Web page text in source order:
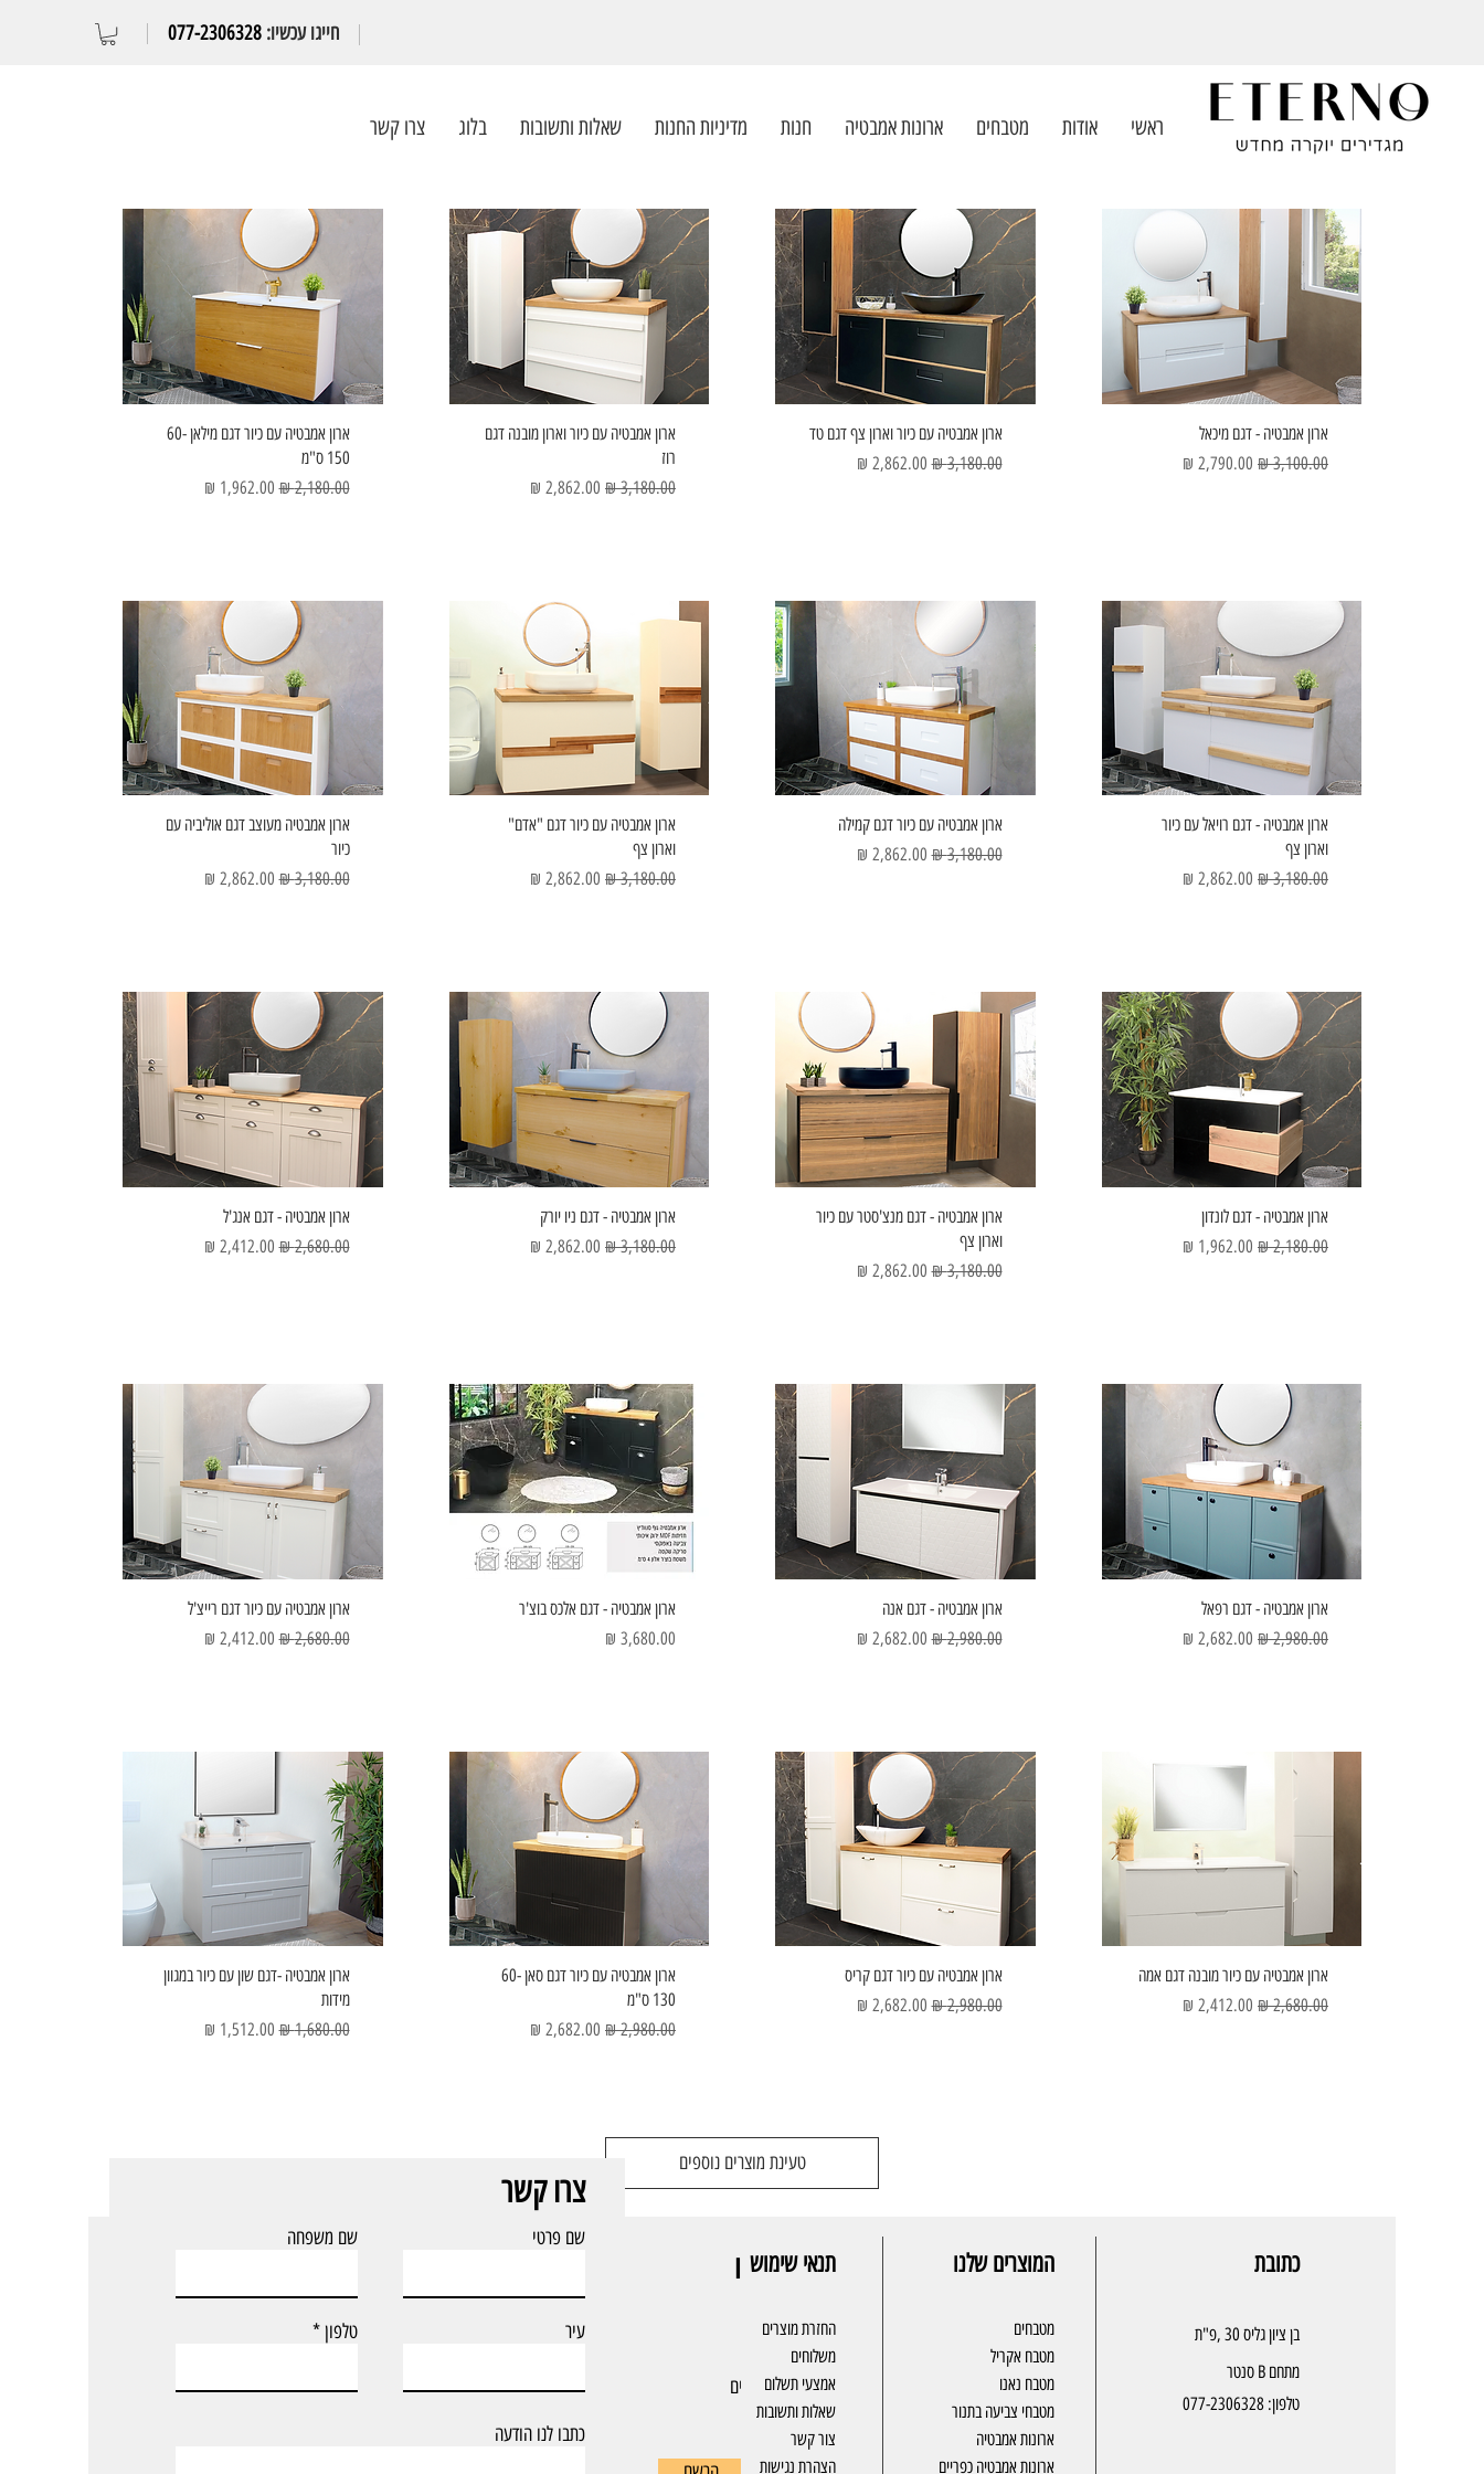
חייגו עכשיו: 077-2306328
ראשי אודות מטבחים ארונות אמבטיה חנות מדיניות החנות שאלות ותשובות בלוג צרו קשר
ארון אמבטיה - דגם מיכאל
מחיר רגיל
מחיר מבצע
ארון אמבטיה עם כיור וארון צף דגם טד
מחיר רגיל‏3,180.00 ‏₪ מחיר מבצע
ארון אמבטיה עם כיור וארון מובנה דגם
רוז
מחיר רגיל
מחיר מבצע
ארון אמבטיה עם כיור דגם מילאן 60-
150 ס"מ
מחיר רגיל‏2,180.00 ‏₪ מחיר מבצע
ארון אמבטיה - דגם רויאל עם כיור
וארון צף
מחיר רגיל
מחיר מבצע
ארון אמבטיה עם כיור דגם קמילה
מחיר רגיל‏3,180.00 ‏₪ מחיר מבצע
ארון אמבטיה עם כיור דגם "אדם"
וארון צף
מחיר רגיל
מחיר מבצע
ארון אמבטיה מעוצב דגם אוליביה עם
כיור
מחיר רגיל‏3,180.00 ‏₪ מחיר מבצע
ארון אמבטיה - דגם לונדון
מחיר רגיל
מחיר מבצע
ארון אמבטיה - דגם מנצ'סטר עם כיור
וארון צף
מחיר רגיל‏3,180.00 ‏₪ מחיר מבצע
ארון אמבטיה - דגם ניו יורק
מחיר רגיל
מחיר מבצע
ארון אמבטיה - דגם אנג'ל
מחיר רגיל‏2,680.00 ‏₪ מחיר מבצע
ארון אמבטיה - דגם רפאל
מחיר רגיל
מחיר מבצע
ארון אמבטיה - דגם אנה
מחיר רגיל‏2,980.00 ‏₪ מחיר מבצע
ארון אמבטיה - דגם אלכס בוצ'ר
מחיר
ארון אמבטיה עם כיור דגם רייצ'ל
מחיר רגיל‏2,680.00 ‏₪ מחיר מבצע
ארון אמבטיה עם כיור מובנה דגם אמה
מחיר רגיל
מחיר מבצע
ארון אמבטיה עם כיור דגם קריס
מחיר רגיל‏2,980.00 ‏₪ מחיר מבצע
ארון אמבטיה עם כיור דגם סאן 60-
130 ס"מ
מחיר רגיל
מחיר מבצע
ארון אמבטיה -דגם שון עם כיור במגוון
מידות
מחיר רגיל‏1,680.00 ‏₪ מחיר מבצע
טעינת מוצרים נוספים
צרו קשר
שם משפחה
טלפון
שם פרטי
עיר
כתבו לנו הודעה
הרשמו לניוזלטר שלנו ותהיו
הראשונים לקבל עדכונים על מוצרים חדשים
ומבצעים אטרקטיבים.
תנאי שימוש
החזרת מוצרים
משלוחים
אמצעי תשלום
שאלות ותשובות
צור קשר
​הצהרת נגישות
המוצרים שלנו
מטבחים
מטבח אקריל
מטבח נאנו
מטבחי צביעה בתנור
ארונות אמבטיה
ארונות אמבטיה כפריים
כתובת
בן ציון גליס 30 ,פ"ת
מתחם B סנטר
טלפון:077-2306328